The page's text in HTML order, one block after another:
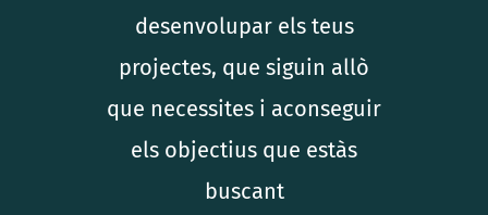
desenvolupar els teus
projectes, que siguin allò
que necessites i aconseguir
els objectius que estàs
buscant